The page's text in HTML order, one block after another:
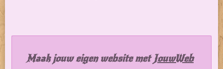
Maak jouw eigen website met JouwWeb